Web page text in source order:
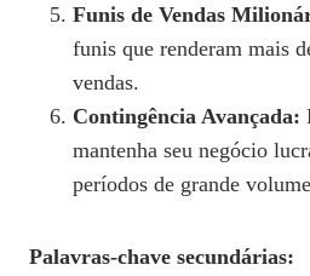
Funis de Vendas
funis que renderam mais
vendas.
Contingência Avançada:
mantenha seu negócio
períodos de grande
Palavras-chave secundárias: